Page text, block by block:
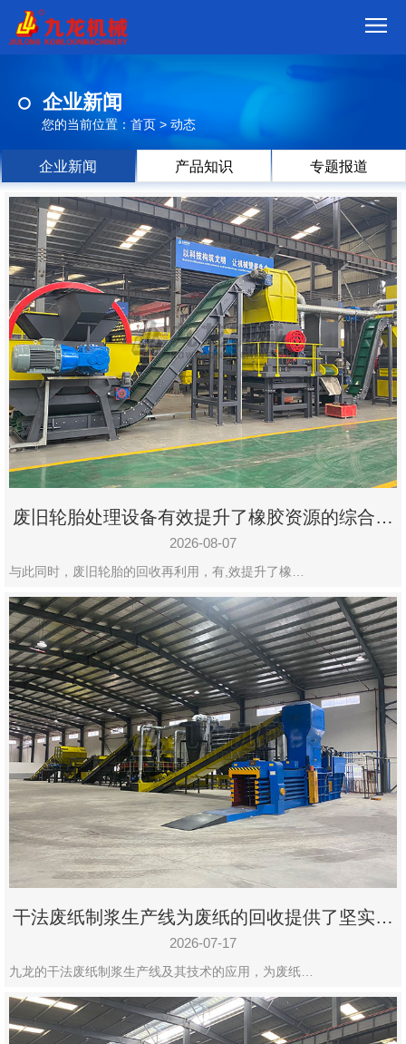
品
视
频
现
场
方
案
动
态
联
系
郑
州
市
九
设
有
限
公
司
豫
ICP
备
19020390
号-1
企业新闻
您的当前位置： 首页 > 动态
企业新闻 产品知识 专题报道
废旧轮胎处理设备有效提升了橡胶资源的综合利
用率
2026-08-07
与此同时，废旧轮胎的回收再利用，有,效提升了橡…
干法废纸制浆生产线为废纸的回收提供了坚实的
保障
2026-07-17
九龙的干法废纸制浆生产线及其技术的应用，为废纸…